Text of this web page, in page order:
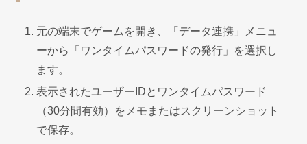
元の端末でゲームを開き、「データ連携」メニュ
ーから「ワンタイムパスワードの発行」を選択し
ます。
表示されたユーザーIDとワンタイムパスワード
（30分間有効）をメモまたはスクリーンショット
で保存。